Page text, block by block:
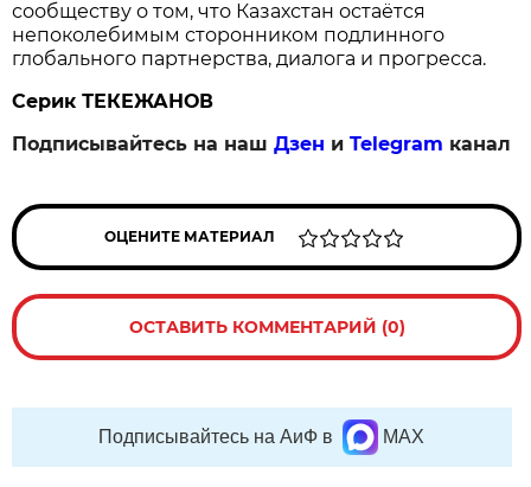
сообществу о том, что Казахстан остаётся
непоколебимым сторонником подлинного
глобального партнерства, диалога и прогресса.
Серик ТЕКЕЖАНОВ
Подписывайтесь на нашДзен иTelegram канал
ОЦЕНИТЕ МАТЕРИАЛ
ОСТАВИТЬ КОММЕНТАРИЙ (0)
Подписывайтесь на АиФ в MAX